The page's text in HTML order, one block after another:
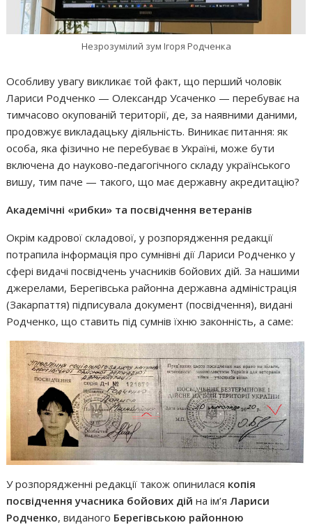
Незрозумілий зум Ігоря Родченка
Особливу увагу викликає той факт, що перший чоловік
Лариси Родченко — Олександр Усаченко — перебуває на
тимчасово окупованій території, де, за наявними даними,
продовжує викладацьку діяльність. Виникає питання: як
особа, яка фізично не перебуває в Україні, може бути
включена до науково-педагогічного складу українського
вишу, тим паче — такого, що має державну акредитацію?
Академічні «рибки» та посвідчення ветеранів
Окрім кадрової складової, у розпорядження редакції
потрапила інформація про сумнівні дії Лариси Родченко у
сфері видачі посвідчень учасників бойових дій. За нашими
джерелами, Берегівська районна державна адміністрація
(Закарпаття) підписувала документ (посвідчення), видані
Родченко, що ставить під сумнів їхню законність, а саме:
У розпорядженні редакції також опинилася копія
посвідчення учасника бойових дій на ім’яЛариси
Родченко, виданого Берегівською районною